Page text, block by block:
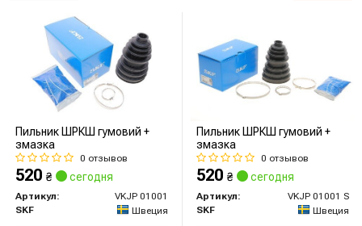
Пильник ШРКШ гумовий +
змазка
0 отзывов
520 ₴ сегодня
Артикул:
VKJP 01001
SKF
Швеция
Пильник ШРКШ гумовий +
змазка
0 отзывов
520 ₴ сегодня
Артикул:
VKJP 01001 S
SKF
Швеция